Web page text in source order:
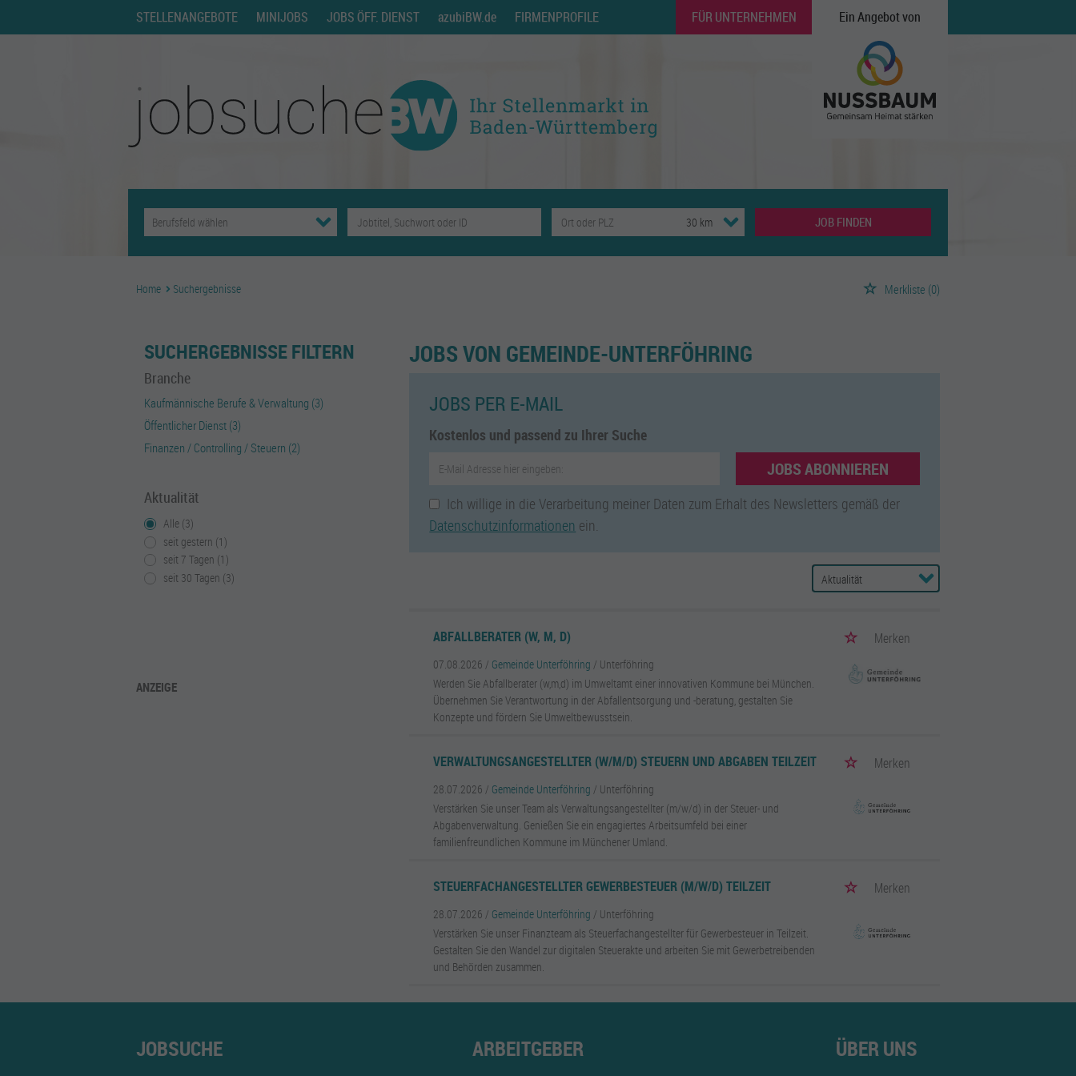
STELLENANGEBOTE MINIJOBS JOBS ÖFF. DIENST azubiBW.de FIRMENPROFILE FÜR UNTERNEHMEN Ein Angebot von
JOB FINDEN
Home Suchergebnisse Merkliste (0)
SUCHERGEBNISSE FILTERN
Branche
Kaufmännische Berufe & Verwaltung (3)
Öffentlicher Dienst (3)
Finanzen / Controlling / Steuern (2)
Aktualität
Alle (3)
seit gestern (1)
seit 7 Tagen (1)
seit 30 Tagen (3)
ANZEIGE
JOBS VON GEMEINDE-UNTERFÖHRING
JOBS PER E-MAIL
Kostenlos und passend zu Ihrer Suche
JOBS ABONNIEREN
Ich willige in die Verarbeitung meiner Daten zum Erhalt des Newsletters gemäß der
Datenschutzinformationen ein.
ABFALLBERATER (W, M, D) Merken
07.08.2026 / Gemeinde Unterföhring / Unterföhring
Werden Sie Abfallberater (w,m,d) im Umweltamt einer innovativen Kommune bei München.
Übernehmen Sie Verantwortung in der Abfallentsorgung und -beratung, gestalten Sie
Konzepte und fördern Sie Umweltbewusstsein.
VERWALTUNGSANGESTELLTER (W/M/D) STEUERN UND ABGABEN TEILZEIT Merken
28.07.2026 / Gemeinde Unterföhring / Unterföhring
Verstärken Sie unser Team als Verwaltungsangestellter (m/w/d) in der Steuer- und
Abgabenverwaltung. Genießen Sie ein engagiertes Arbeitsumfeld bei einer
familienfreundlichen Kommune im Münchener Umland.
STEUERFACHANGESTELLTER GEWERBESTEUER (M/W/D) TEILZEIT Merken
28.07.2026 / Gemeinde Unterföhring / Unterföhring
Verstärken Sie unser Finanzteam als Steuerfachangestellter für Gewerbesteuer in Teilzeit.
Gestalten Sie den Wandel zur digitalen Steuerakte und arbeiten Sie mit Gewerbetreibenden
und Behörden zusammen.
JOBSUCHE ARBEITGEBER ÜBER UNS